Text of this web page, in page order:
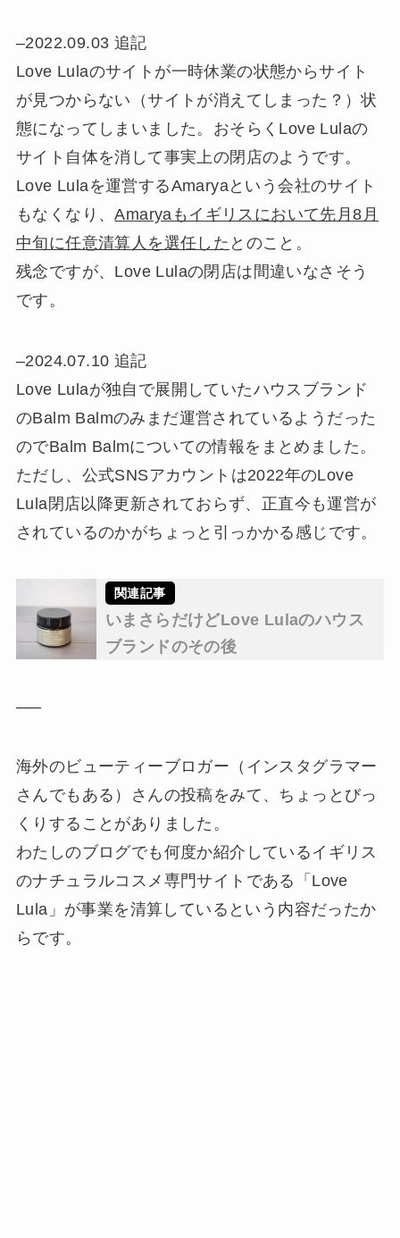
–2022.09.03 追記
Love Lulaのサイトが一時休業の状態からサイト
が見つからない（サイトが消えてしまった？）状
態になってしまいました。おそらくLove Lulaの
サイト自体を消して事実上の閉店のようです。
Love Lulaを運営するAmaryaという会社のサイト
もなくなり、Amaryaもイギリスにおいて先月8月
中旬に任意清算人を選任した とのこと。
残念ですが、Love Lulaの閉店は間違いなさそう
です。
–2024.07.10 追記
Love Lulaが独自で展開していたハウスブランド
のBalm Balmのみまだ運営されているようだった
のでBalm Balmについての情報をまとめました。
ただし、公式SNSアカウントは2022年のLove
Lula閉店以降更新されておらず、正直今も運営が
されているのかがちょっと引っかかる感じです。
いまさらだけどLove Lulaのハウス
ブランドのその後
—–
海外のビューティーブロガー（インスタグラマー
さんでもある）さんの投稿をみて、ちょっとびっ
くりすることがありました。
わたしのブログでも何度か紹介しているイギリス
のナチュラルコスメ専門サイトである「Love
Lula」が事業を清算しているという内容だったか
らです。